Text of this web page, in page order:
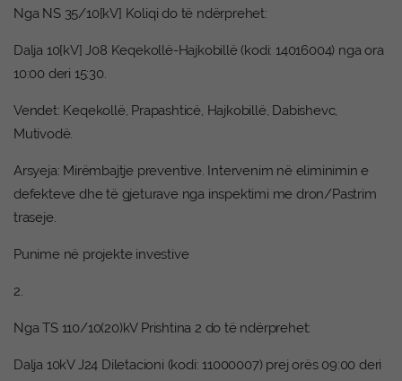
Nga NS 35/10[kV] Koliqi do të ndërprehet:
Dalja 10[kV] J08 Keqekollë-Hajkobillë (kodi: 14016004) nga ora
10:00 deri 15:30.
Vendet: Keqekollë, Prapashticë, Hajkobillë, Dabishevc,
Mutivodë.
Arsyeja: Mirëmbajtje preventive. Intervenim në eliminimin e
defekteve dhe të gjeturave nga inspektimi me dron/Pastrim
traseje.
Punime në projekte investive
2.
Nga TS 110/10(20)kV Prishtina 2 do të ndërprehet:
Dalja 10kV J24 Diletacioni (kodi: 11000007) prej orës 09:00 deri